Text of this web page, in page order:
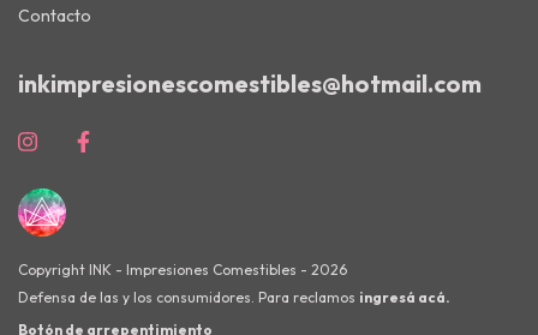
Contacto
inkimpresionescomestibles@hotmail.com
Copyright INK - Impresiones Comestibles - 2026
Defensa de las y los consumidores. Para reclamos ingresá acá.
Botón de arrepentimiento